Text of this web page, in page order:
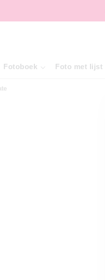
Fotoboek Foto met lijst